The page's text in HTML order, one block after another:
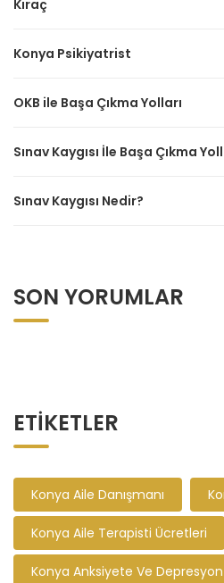
Kıraç
Konya Psikiyatrist
OKB ile Başa Çıkma Yolları
Sınav Kaygısı İle Başa Çıkma
Sınav Kaygısı Nedir?
SON YORUMLAR
ETIKETLER
Konya Aile Danışmanı
Konya Aile Terapisti Ücretleri
Konya Anksiyete Ve